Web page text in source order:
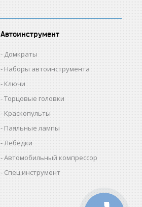
Автоинструмент
Домкраты
Наборы автоинструмента
Ключи
Торцовые головки
Краскопульты
Паяльные лампы
Лебедки
Автомобильный компрессор
Спец.инструмент